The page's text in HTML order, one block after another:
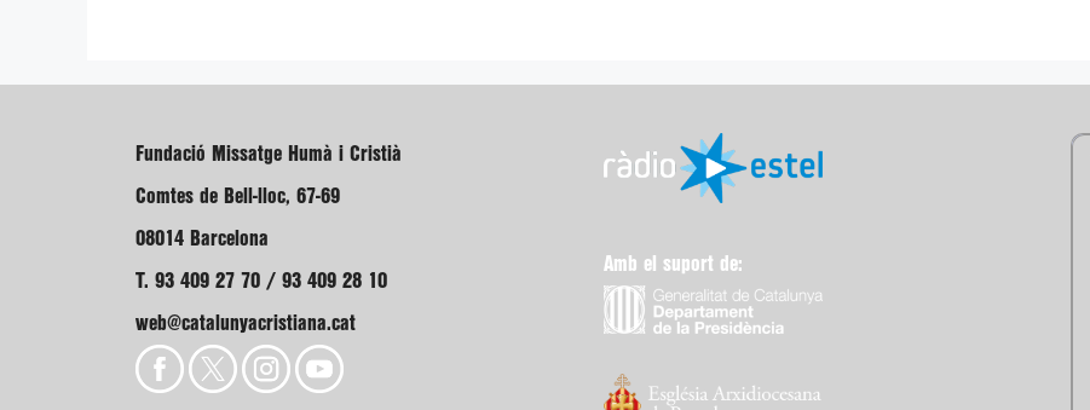
Fundació Missatge Humà i Cristià
Comtes de Bell-lloc, 67-69
08014 Barcelona
T. 93 409 27 70 / 93 409 28 10
web@catalunyacristiana.cat
Amb el suport de: